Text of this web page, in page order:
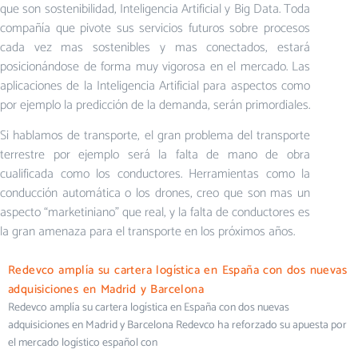
que son sostenibilidad, Inteligencia Artificial y Big Data. Toda
compañía que pivote sus servicios futuros sobre procesos
cada vez mas sostenibles y mas conectados, estará
posicionándose de forma muy vigorosa en el mercado. Las
aplicaciones de la Inteligencia Artificial para aspectos como
por ejemplo la predicción de la demanda, serán primordiales.
Si hablamos de transporte, el gran problema del transporte
terrestre por ejemplo será la falta de mano de obra
cualificada como los conductores. Herramientas como la
conducción automática o los drones, creo que son mas un
aspecto “marketiniano” que real, y la falta de conductores es
la gran amenaza para el transporte en los próximos años.
Redevco amplía su cartera logística en España con dos nuevas
adquisiciones en Madrid y Barcelona
Redevco amplía su cartera logística en España con dos nuevas
adquisiciones en Madrid y Barcelona Redevco ha reforzado su apuesta por
el mercado logístico español con